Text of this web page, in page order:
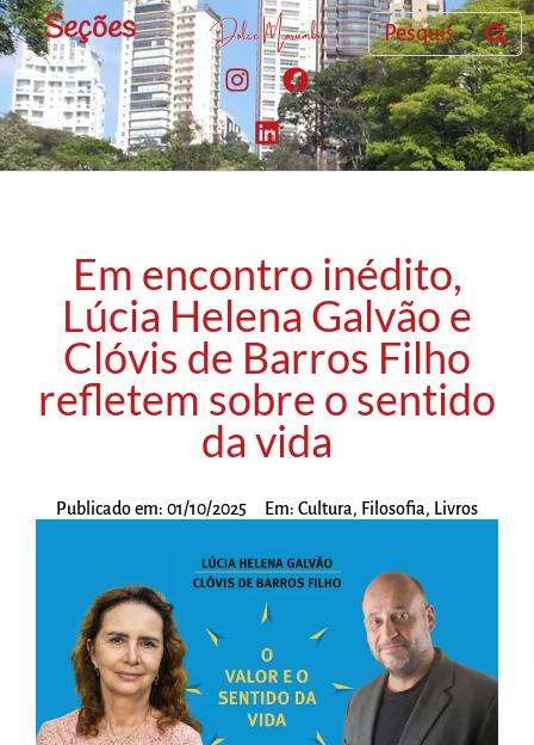
Seções
Em encontro inédito,
Lúcia Helena Galvão e
Clóvis de Barros Filho
refletem sobre o sentido
da vida
Publicado em: 01/10/2025 Em: Cultura, Filosofia, Livros